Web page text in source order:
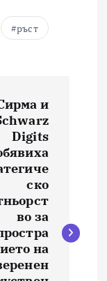
ръст
и
Digits
ско
во за
на